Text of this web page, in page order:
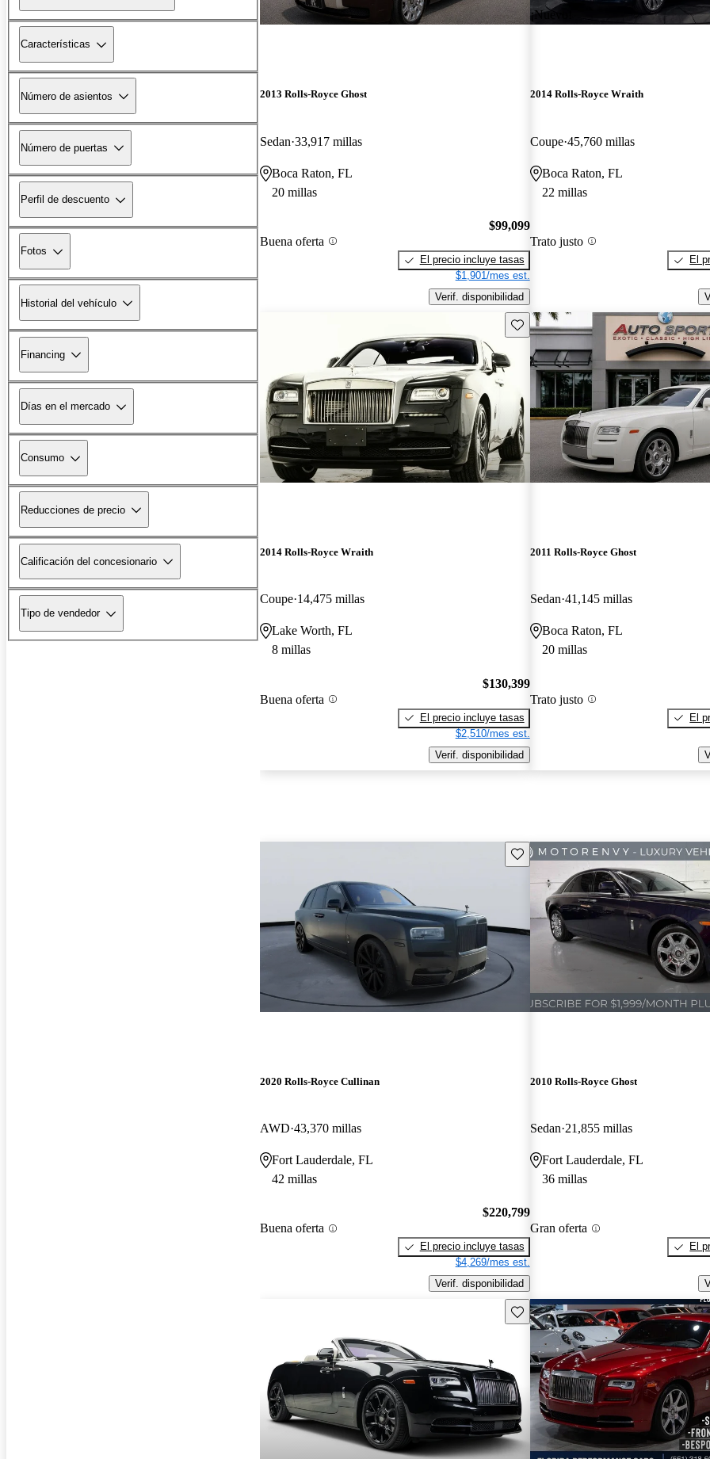
Características
Número de asientos
Número de puertas
Perfil de descuento
Fotos
Historial del vehículo
Financing
Días en el mercado
Consumo
Reducciones de precio
Calificación del concesionario
Tipo de vendedor
2013 Rolls-Royce Ghost
Sedan 33,917 millas
Boca Raton, FL
20 millas
Buena oferta
$99,099
El precio incluye tasas
$1,901/mes est.
Verif. disponibilidad
¡Nuevo!
2014 Rolls-Royce Wraith
Coupe 45,760 millas
Boca Raton, FL
22 millas
Trato justo
El
Guarda este Aviso
2014 Rolls-Royce Wraith
Coupe 14,475 millas
Lake Worth, FL
8 millas
Buena oferta
$130,399
El precio incluye tasas
$2,510/mes est.
Verif. disponibilidad
2011 Rolls-Royce Ghost
Sedan 41,145 millas
Boca Raton, FL
20 millas
Trato justo
El
Guarda este Aviso
2020 Rolls-Royce Cullinan
AWD 43,370 millas
Fort Lauderdale, FL
42 millas
Buena oferta
$220,799
El precio incluye tasas
$4,269/mes est.
Verif. disponibilidad
2010 Rolls-Royce Ghost
Sedan 21,855 millas
Fort Lauderdale, FL
36 millas
Gran oferta
El
Guarda este Aviso